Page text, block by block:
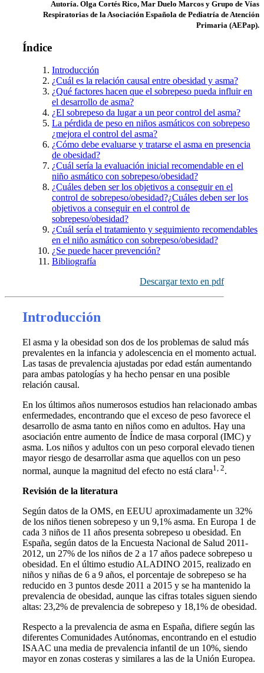
Autoría. Olga Cortés Rico, Mar Duelo Marcos y Grupo de Vías
Respiratorias de la Asociación Española de Pediatría de Atención
Primaria (AEPap).
Índice
Introducción
¿Cuál es la relación causal entre obesidad y asma?
¿Qué factores hacen que el sobrepeso pueda influir en
el desarrollo de asma?
¿El sobrepeso da lugar a un peor control del asma?
La pérdida de peso en niños asmáticos con sobrepeso
¿mejora el control del asma?
¿Cómo debe evaluarse y tratarse el asma en presencia
de obesidad?
¿Cuál sería la evaluación inicial recomendable en el
niño asmático con sobrepeso/obesidad?
¿Cuáles deben ser los objetivos a conseguir en el
control de sobrepeso/obesidad?¿Cuáles deben ser los
objetivos a conseguir en el control de
sobrepeso/obesidad?
¿Cuál sería el tratamiento y seguimiento recomendables
en el niño asmático con sobrepeso/obesidad?
¿Se puede hacer prevención?
Bibliografía
Descargar texto en pdf
Introducción
El asma y la obesidad son dos de los problemas de salud más
prevalentes en la infancia y adolescencia en el momento actual.
Las tasas de prevalencia ajustadas por edad están aumentando
para ambas patologías y ha hecho pensar en una posible
relación causal.
En los últimos años numerosos estudios han relacionado ambas
enfermedades, encontrando que el exceso de peso favorece el
desarrollo de asma tanto en niños como en adultos. Hay una
asociación entre aumento de Índice de masa corporal (IMC) y
asma. Los niños y adultos con un peso corporal elevado tienen
mayor riesgo de desarrollar asma que aquellos con un peso
normal, aunque la magnitud del efecto no está clara1, 2.
Revisión de la literatura
Según datos de la OMS, en EEUU aproximadamente un 32%
de los niños tienen sobrepeso y un 9,1% asma. En Europa 1 de
cada 3 niños de 11 años presenta sobrepeso u obesidad. En
España, según datos de la Encuesta Nacional de Salud 2011-
2012, un 27% de los niños de 2 a 17 años padece sobrepeso u
obesidad. En el último estudio ALADINO 2015, realizado en
niños y niñas de 6 a 9 años, el porcentaje de sobrepeso se ha
reducido en 3 puntos desde 2011 a 2015 y se ha mantenido la
prevalencia de obesidad, aunque las cifras totales siguen siendo
altas: 23,2% de prevalencia de sobrepeso y 18,1% de obesidad.
Respecto a la prevalencia de asma en España, difiere según las
diferentes Comunidades Autónomas, encontrando en el estudio
ISAAC una media de prevalencia infantil de un 10%, siendo
mayor en zonas costeras y similares a las de la Unión Europea.